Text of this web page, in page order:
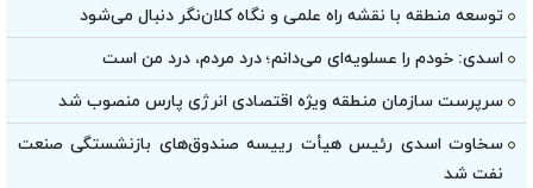
توسعه منطقه با نقشه راه علمی و نگاه کلان‌نگر دنبال می‌شود
اسدی: خودم را عسلویه‌ای می‌دانم؛ درد مردم، درد من است
سرپرست سازمان منطقه ویژه اقتصادی انرژی پارس منصوب شد
سخاوت اسدی رئیس هیأت‌ رییسه صندوق‌های بازنشستگی صنعت
نفت شد